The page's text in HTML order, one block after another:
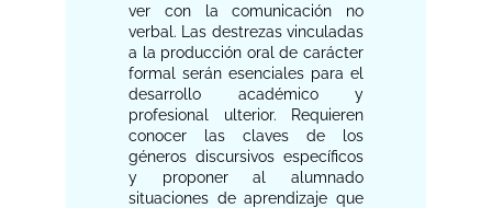
ver con la comunicación no
verbal. Las destrezas vinculadas
a la producción oral de carácter
formal serán esenciales para el
desarrollo académico y
profesional ulterior. Requieren
conocer las claves de los
géneros discursivos específicos
y proponer al alumnado
situaciones de aprendizaje que